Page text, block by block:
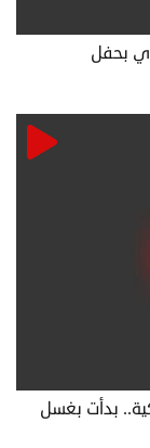
بحفل
بدأت بغسل